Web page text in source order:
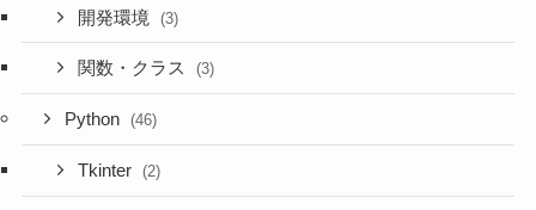
開発環境 (3)
関数・クラス (3)
Python (46)
Tkinter (2)